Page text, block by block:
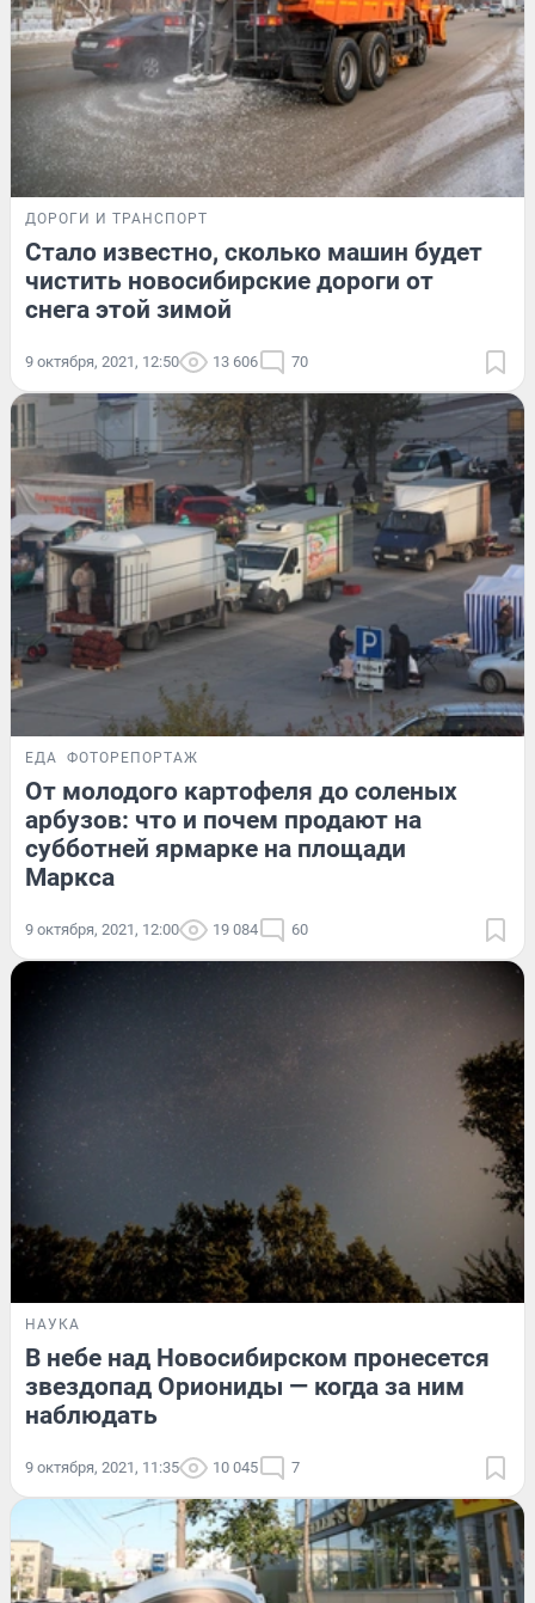
ДОРОГИ И ТРАНСПОРТ
Стало известно, сколько машин будет
чистить новосибирские дороги от
снега этой зимой
9 октября, 2021, 12:50 13 606 70
ЕДА ФОТОРЕПОРТАЖ
От молодого картофеля до соленых
арбузов: что и почем продают на
субботней ярмарке на площади
Маркса
9 октября, 2021, 12:00 19 084 60
НАУКА
В небе над Новосибирском пронесется
звездопад Ориониды — когда за ним
наблюдать
9 октября, 2021, 11:35 10 045 7